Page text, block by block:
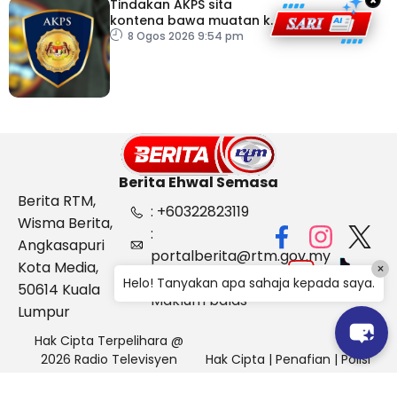
Tindakan AKPS sita
kontena bawa muatan ke
Israel bukti ketegasan
8 Ogos 2026 9:54 pm
Berita Ehwal Semasa
Berita RTM,
Wisma Berita,
Angkasapuri
Kota Media,
50614 Kuala
Lumpur
: +60322823119
:
portalberita@rtm.gov.my
: Aduan &
Maklum balas
Hak Cipta Terpelihara @
2026 Radio Televisyen
Hak Cipta | Penafian | Polisi
Helo! Tanyakan apa sahaja kepada saya.
×